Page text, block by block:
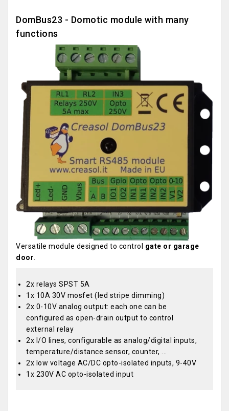
DomBus23 - Domotic module with many
functions
Versatile module designed to control gate or garage
door
2x relays SPST 5A
1x 10A 30V mosfet (led stripe dimming)
2x 0-10V analog output: each one can be
configured as open-drain output to control
external relay
2x I/O lines, configurable as analog/digital inputs,
temperature/distance sensor, counter, ...
2x low voltage AC/DC opto-isolated inputs, 9-40V
1x 230V AC opto-isolated input